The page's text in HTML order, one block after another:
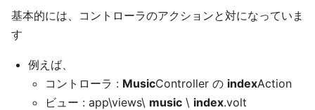
基本的には、コントローラのアクションと対になっていま
す
例えば、
コントローラ : MusicController の indexAction
ビュー : app\views\ music \ index.volt